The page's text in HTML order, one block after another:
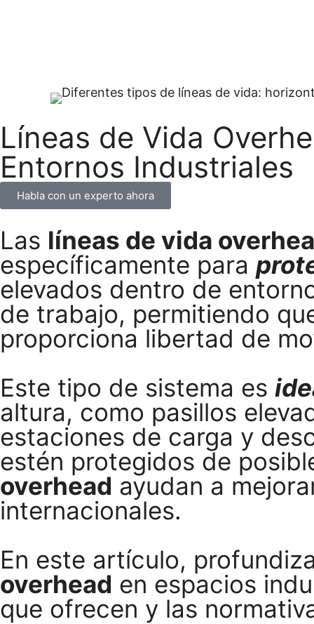
Líneas de Vida
Entornos Industriales
Habla con un experto ahora
Las líneas de vida
específicamente para
elevados dentro de
de trabajo, permitiendo
proporciona libertad de
Este tipo de sistema es
altura, como pasillos
estaciones de carga y
estén protegidos de
overhead ayudan a
internacionales.
En este artículo,
overhead en espacios
que ofrecen y las